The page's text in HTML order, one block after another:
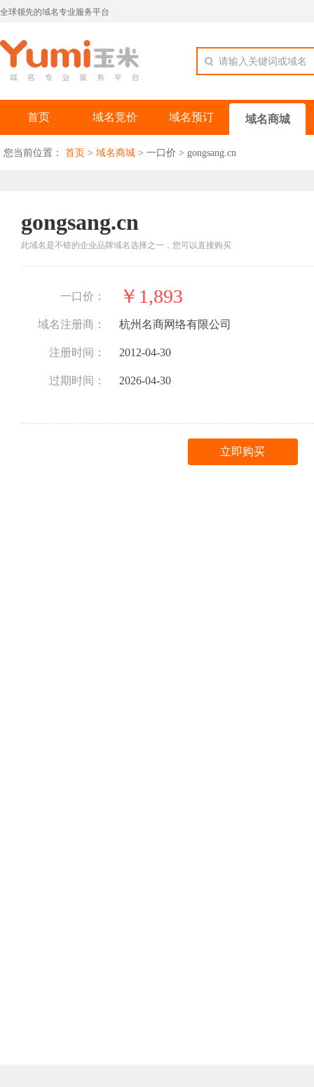
全球领先的域名专业服务平台
请输入关键词或域名
首页 域名竞价 域名预订 域名商城
您当前位置： 首页 > 域名商城 > 一口价 > gongsang.cn
gongsang.cn
此域名是不错的企业品牌域名选择之一，您可以直接购买
一口价： ￥1,893
域名注册商： 杭州名商网络有限公司
注册时间： 2012-04-30
过期时间： 2026-04-30